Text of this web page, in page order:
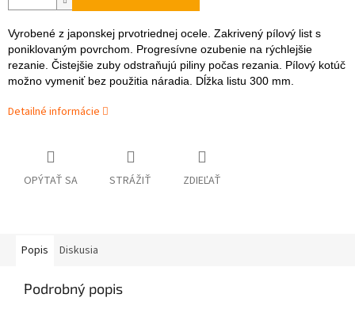
Vyrobené z japonskej prvotriednej ocele. Zakrivený pílový list s
poniklovaným povrchom. Progresívne ozubenie na rýchlejšie
rezanie. Čistejšie zuby odstraňujú piliny počas rezania. Pílový kotúč
možno vymeniť bez použitia náradia. Dĺžka listu 300 mm.
Detailné informácie
OPÝTAŤ SA STRÁŽIŤ ZDIEĽAŤ
Popis Diskusia
Podrobný popis